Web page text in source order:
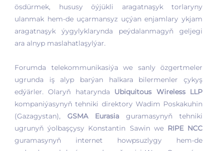
ösdürmek, hususy öýjükli aragatnaşyk torlaryny
ulanmak hem-de uçarmansyz uçýan enjamlary ykjam
aragatnaşyk ýygylyklarynda peýdalanmagyň geljegi
ara alnyp maslahatlaşylýar.
Forumda telekommunikasiýa we sanly özgertmeler
ugrunda iş alyp barýan halkara bilermenler çykyş
edýärler. Olaryň hatarynda Ubiquitous Wireless LLP
kompaniýasynyň tehniki direktory Wadim Poskakuhin
(Gazagystan), GSMA Eurasia guramasynyň tehniki
ugrunyň ýolbaşçysy Konstantin Sawin we RIPE NCC
guramasynyň internet howpsuzlygy hem-de